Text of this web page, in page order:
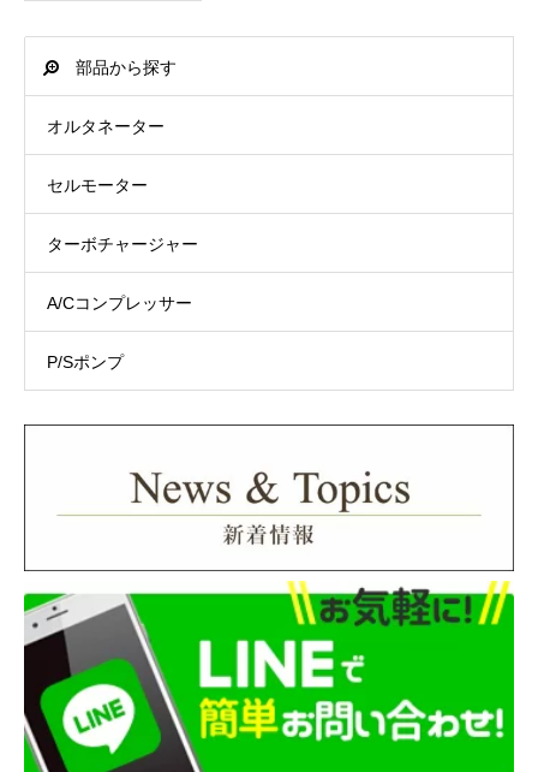
部品から探す
オルタネーター
セルモーター
ターボチャージャー
A/Cコンプレッサー
P/Sポンプ